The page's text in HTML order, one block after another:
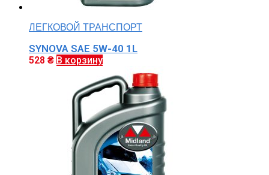
ЛЕГКОВОЙ ТРАНСПОРТ
SYNOVA SAE 5W-40 1L
528 ₴ В корзину